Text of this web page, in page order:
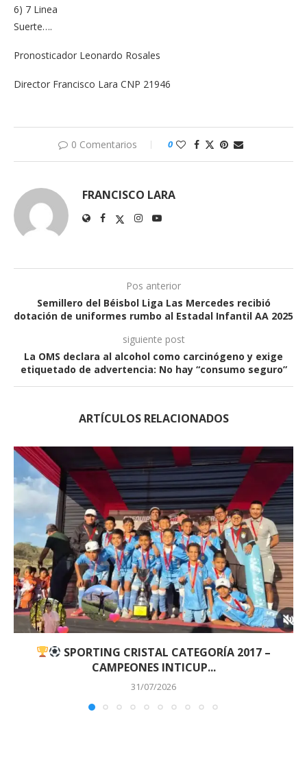
6) 7 Linea
Suerte….
Pronosticador Leonardo Rosales
Director Francisco Lara CNP 21946
0 Comentarios 0
FRANCISCO LARA
Pos anterior
Semillero del Béisbol Liga Las Mercedes recibió
dotación de uniformes rumbo al Estadal Infantil AA 2025
siguiente post
La OMS declara al alcohol como carcinógeno y exige
etiquetado de advertencia: No hay “consumo seguro”
ARTÍCULOS RELACIONADOS
SPORTING CRISTAL CATEGORÍA 2017 –
CAMPEONES INTICUP...
31/07/2026